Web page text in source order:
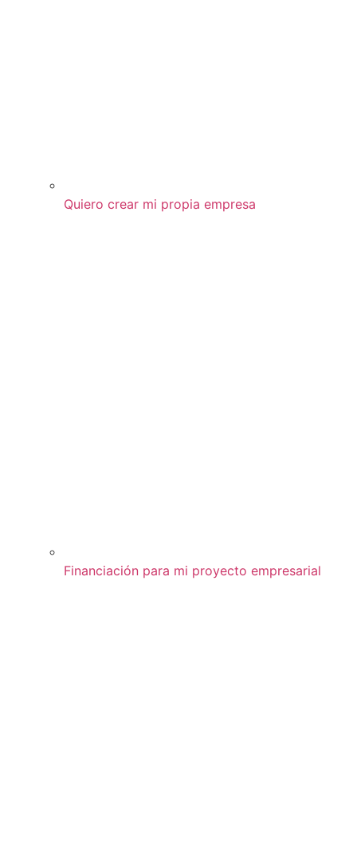
Quiero crear mi propia empresa
Financiación para mi proyecto empresarial